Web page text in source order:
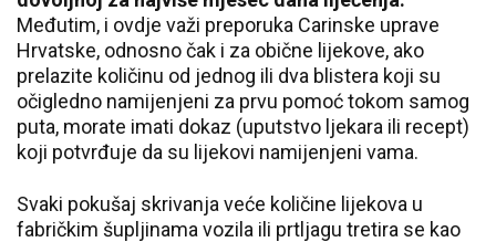
Međutim, i ovdje važi preporuka Carinske uprave
Hrvatske, odnosno čak i za obične lijekove, ako
prelazite količinu od jednog ili dva blistera koji su
očigledno namijenjeni za prvu pomoć tokom samog
puta, morate imati dokaz (uputstvo ljekara ili recept)
koji potvrđuje da su lijekovi namijenjeni vama.
Svaki pokušaj skrivanja veće količine lijekova u
fabričkim šupljinama vozila ili prtljagu tretira se kao